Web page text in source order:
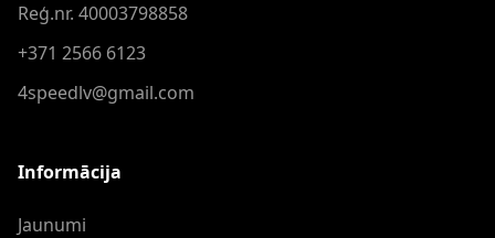
Reģ.nr. 40003798858
+371 2566 6123
4speedlv@gmail.com
Informācija
Jaunumi